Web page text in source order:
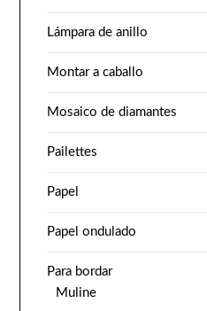
Lámpara de anillo
Montar a caballo
Mosaico de diamantes
Pailettes
Papel
Papel ondulado
Para bordar
Muline